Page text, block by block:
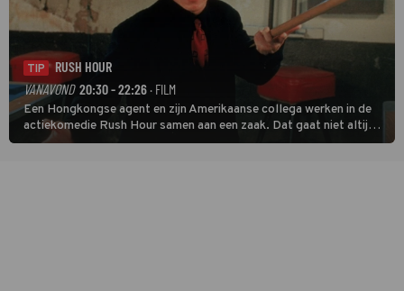
TIP
RUSH HOUR
VANAVOND 20:30 - 22:26 · FILM
Een Hongkongse agent en zijn Amerikaanse collega werken in de
actiekomedie Rush Hour samen aan een zaak. Dat gaat niet altijd
van een leien dakje.